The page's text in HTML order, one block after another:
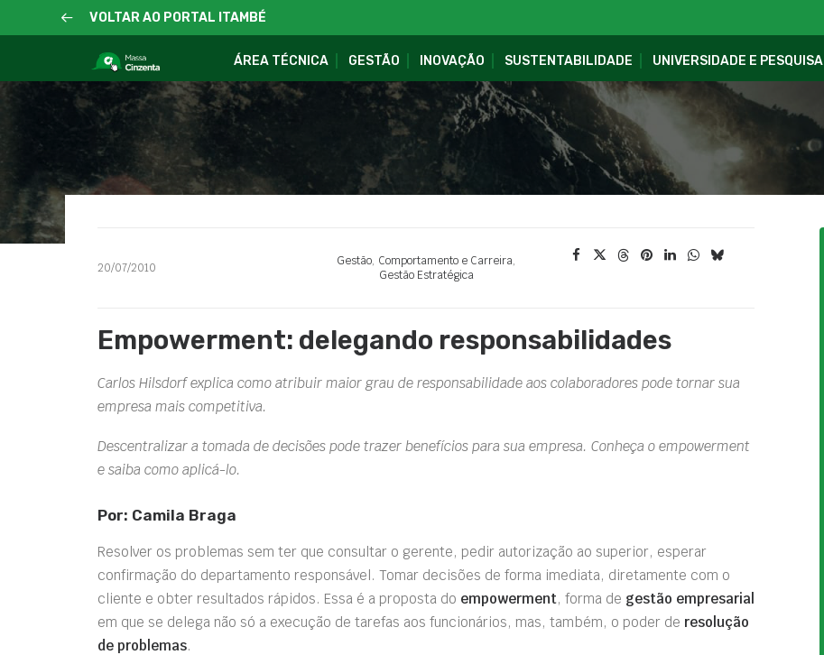
VOLTAR AO PORTAL ITAMBÉ
ÁREA TÉCNICA GESTÃO INOVAÇÃO SUSTENTABILIDADE UNIVERSIDADE E PESQUISA
20/07/2010 Gestão, Comportamento e Carreira,
Gestão Estratégica
Empowerment: delegando responsabilidades
Carlos Hilsdorf explica como atribuir maior grau de responsabilidade aos colaboradores pode tornar sua
empresa mais competitiva.
Descentralizar a tomada de decisões pode trazer benefícios para sua empresa. Conheça o empowerment
e saiba como aplicá-lo.
Por: Camila Braga
Resolver os problemas sem ter que consultar o gerente, pedir autorização ao superior, esperar
confirmação do departamento responsável. Tomar decisões de forma imediata, diretamente com o
cliente e obter resultados rápidos. Essa é a proposta do empowerment, forma de gestão empresarial
em que se delega não só a execução de tarefas aos funcionários, mas, também, o poder de resolução
de problemas.